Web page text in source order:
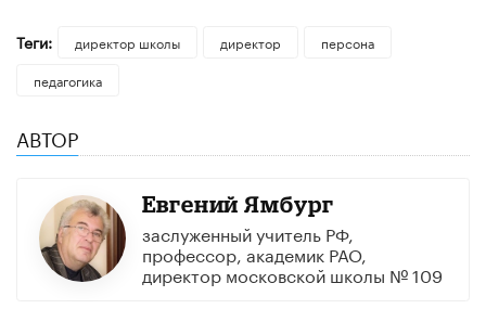
Теги: директор школы директор
персона
педагогика
АВТОР
Евгений Ямбург
заслуженный учитель РФ,
профессор, академик РАО,
директор московской школы № 109